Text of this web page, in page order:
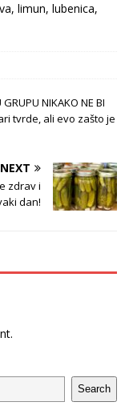
limun, lubenica,
GRUPU NIKAKO NE BI
tvrde, ali evo zašto je
NEXT
zdrav i
dan!
Search